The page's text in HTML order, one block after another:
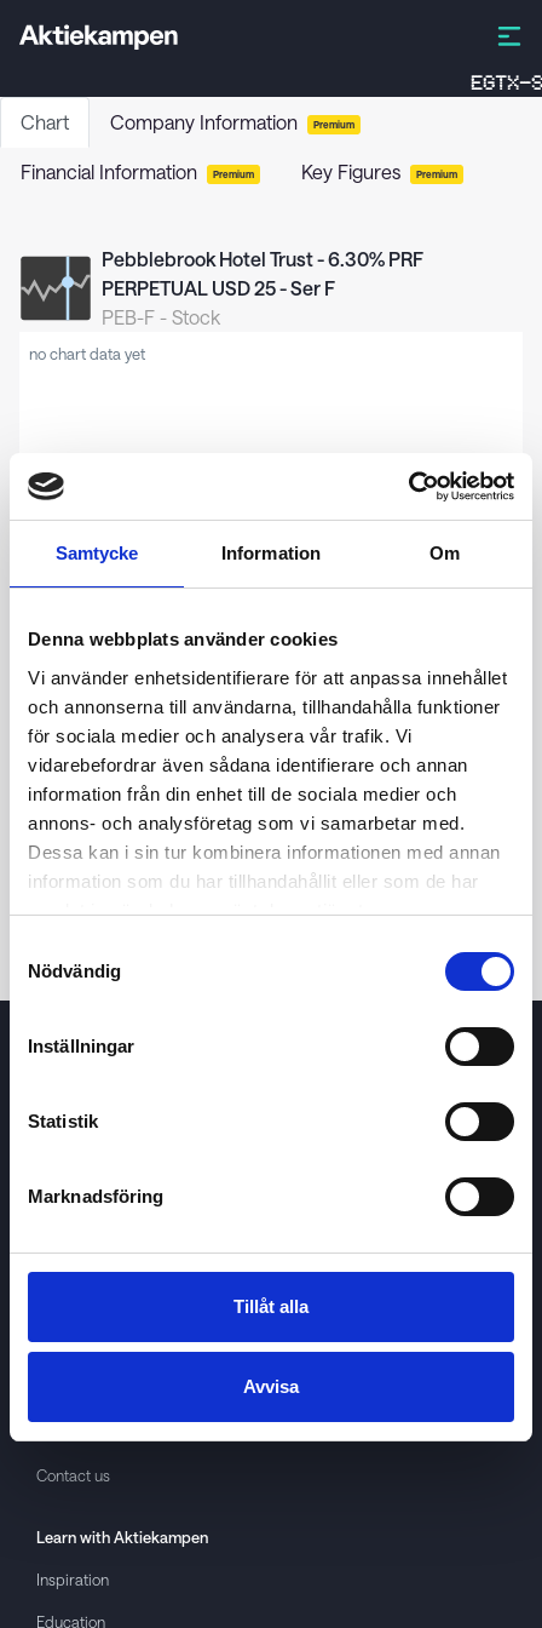
Samtycke Information Om
Denna webbplats använder cookies
Vi använder enhetsidentifierare för att anpassa innehållet
och annonserna till användarna, tillhandahålla funktioner
för sociala medier och analysera vår trafik. Vi
vidarebefordrar även sådana identifierare och annan
information från din enhet till de sociala medier och
annons- och analysföretag som vi samarbetar med.
Dessa kan i sin tur kombinera informationen med annan
information som du har tillhandahållit eller som de har
samlat in när du har använt deras tjänster.
Nödvändig
Inställningar
Statistik
Marknadsföring
Tillåt alla
Avvisa
EGTX-S
Chart Company Information Premium
Financial Information Premium Key Figures Premium
Pebblebrook Hotel Trust - 6.30% PRF
PERPETUAL USD 25 - Ser F
PEB-F - Stock
no chart data yet
24h 7d 1m 3m 1y 5y
Trade
About cookies
Contact us
Learn with Aktiekampen
Inspiration
Education